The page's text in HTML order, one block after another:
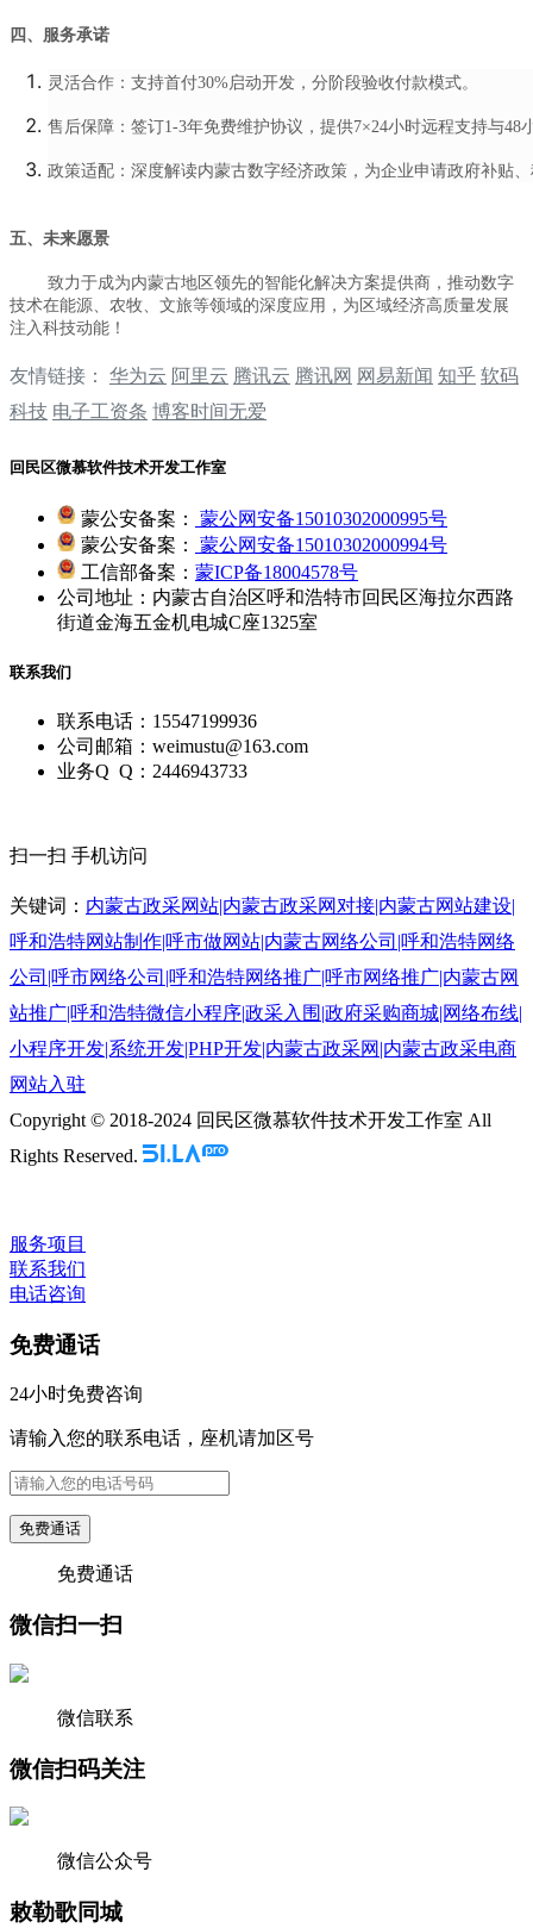
四、服务承诺
灵活合作：支持首付30%启动开发，分阶段验收付款模式。
售后保障：签订1-3年免费维护协议，提供7×24小时远程支持与48
政策适配：深度解读内蒙古数字经济政策，为企业申请政府补贴
五、未来愿景
致力于成为内蒙古地区领先的智能化解决方案提供商，推动数字
技术在能源、农牧、文旅等领域的深度应用，为区域经济高质量发展
注入科技动能！
友情链接： 华为云 阿里云 腾讯云 ‌‌腾讯网 ‌‌网易新闻 ‌‌知乎 软码
科技 电子工资条 博客时间无爱
回民区微慕软件技术开发工作室
蒙公安备案：
蒙公网安备15010302000995号
蒙公安备案：
蒙公网安备15010302000994号
工信部备案： 蒙ICP备18004578号
公司地址：内蒙古自治区呼和浩特市回民区海拉尔西路
街道金海五金机电城C座1325室
联系我们
联系电话：15547199936
公司邮箱：weimustu@163.com
业务Q Q：2446943733
扫一扫 手机访问
关键词： 内蒙古政采网站|内蒙古政采网对接|内蒙古网站建设|
呼和浩特网站制作|呼市做网站|内蒙古网络公司|呼和浩特网络
公司|呼市网络公司|呼和浩特网络推广|呼市网络推广|内蒙古网
站推广|呼和浩特微信小程序|政采入围|政府采购商城|网络布线|
小程序开发|系统开发|PHP开发|内蒙古政采网|内蒙古政采电商
网站入驻
Copyright © 2018-2024 回民区微慕软件技术开发工作室 All
Rights Reserved.
服务项目
联系我们
电话咨询
免费通话
24小时免费咨询
请输入您的联系电话，座机请加区号
免费通话
免费通话
微信扫一扫
微信联系
微信扫码关注
微信公众号
敕勒歌同城